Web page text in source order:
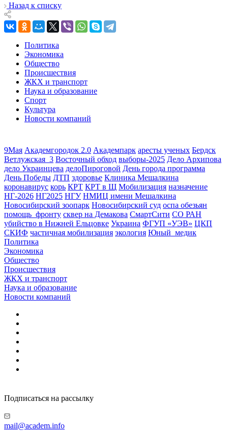
Назад к списку
Политика
Экономика
Общество
Происшествия
ЖКХ и транспорт
Наука и образование
Спорт
Культура
Новости компаний
9Мая Академгородок 2.0 Академпарк аресты ученых Бердск
Ветлужская_3 Восточный обход выборы-2025 Дело Архипова
дело Украинцева делоПироговой День города программа
День Победы ДТП здоровье Клиника Мешалкина
коронавирус корь КРТ КРТ в Щ Мобилизация назначение
НГ-2026 НГ2025 НГУ НМИЦ имени Мешалкина
Новосибирский зоопарк Новосибирский суд оспа обезьян
помощь_фронту сквер на Демакова СмартСити СО РАН
убийство в Нижней Ельцовке Украина ФГУП «УЭВ» ЦКП
СКИФ частичная мобилизация экология Юный_медик
Политика
Экономика
Общество
Происшествия
ЖКХ и транспорт
Наука и образование
Новости компаний
Подписаться на рассылку
mail@academ.info